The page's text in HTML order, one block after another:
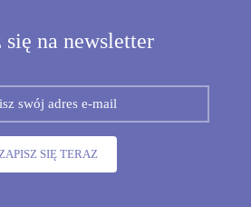
się na newsletter
SIĘ TERAZ